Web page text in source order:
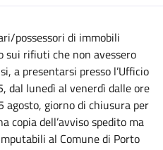
possessori di immobili
sui rifiuti che non avessero
a presentarsi presso l’Ufficio
dal lunedì al venerdì dalle ore
agosto, giorno di chiusura per
copia dell’avviso spedito ma
al Comune di Porto